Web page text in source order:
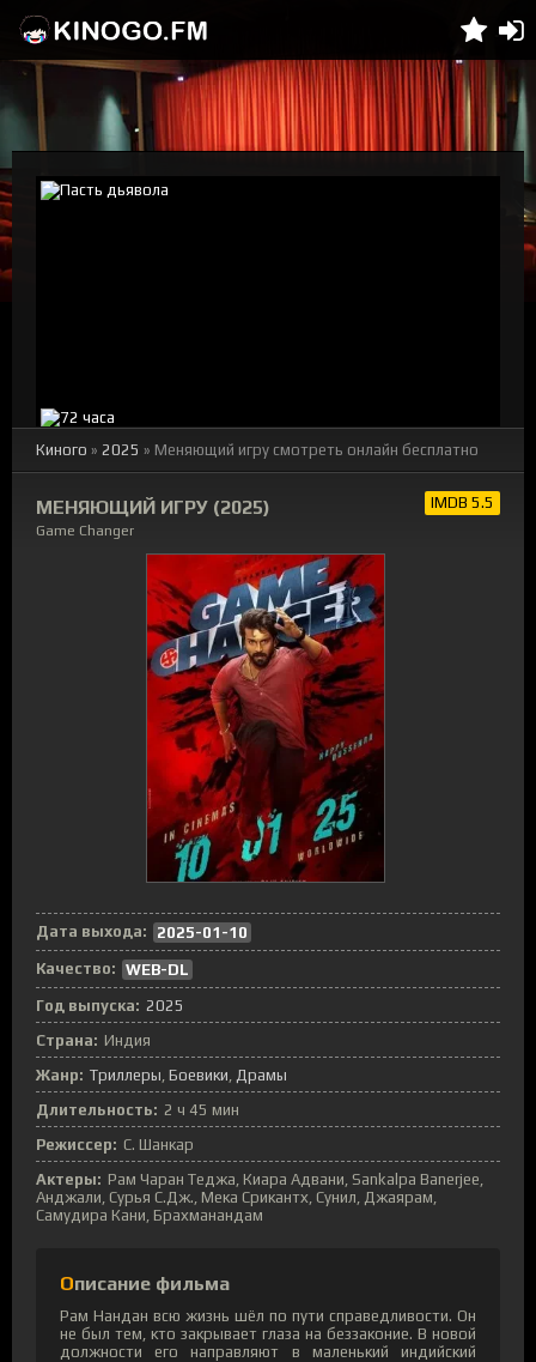
Киного » 2025 » Меняющий игру смотреть онлайн бесплатно
МЕНЯЮЩИЙ ИГРУ (2025)
Game Changer
IMDB 5.5
Дата выхода:
2025-01-10
Качество: WEB-DL
Год выпуска: 2025
Страна: Индия
Жанр: Триллеры Боевики Драмы
Длительность: 2 ч 45 мин
Режиссер: С. Шанкар
Актеры: Рам Чаран Теджа, Киара Адвани, Sankalpa Banerjee,
Анджали, Сурья С.Дж., Мека Срикантх, Сунил, Джаярам,
Самудира Кани, Брахманандам
Описание фильма
Рам Нандан всю жизнь шёл по пути справедливости. Он
не был тем, кто закрывает глаза на беззаконие. В новой
должности его направляют в маленький индийский